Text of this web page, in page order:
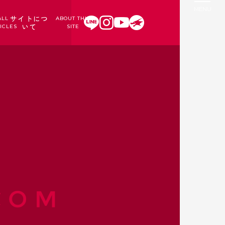
サイトにつ
いて
ABOUT THIS
SITE